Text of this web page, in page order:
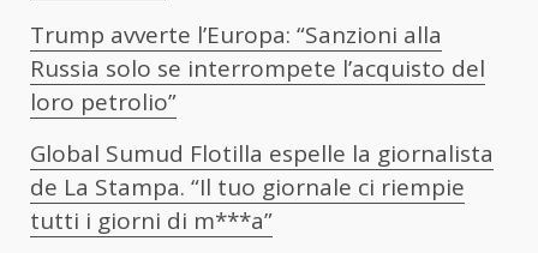
Trump avverte l’Europa: “Sanzioni alla
Russia solo se interrompete l’acquisto del
loro petrolio”
Global Sumud Flotilla espelle la giornalista
de La Stampa. “Il tuo giornale ci riempie
tutti i giorni di m***a”